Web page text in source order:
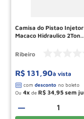
Camisa do Pistao Injetor
Macaco Hidraulico 2Ton
Ribeiro
R$ 131 ,90à vista
Ou 4 de R$ 34,95
－